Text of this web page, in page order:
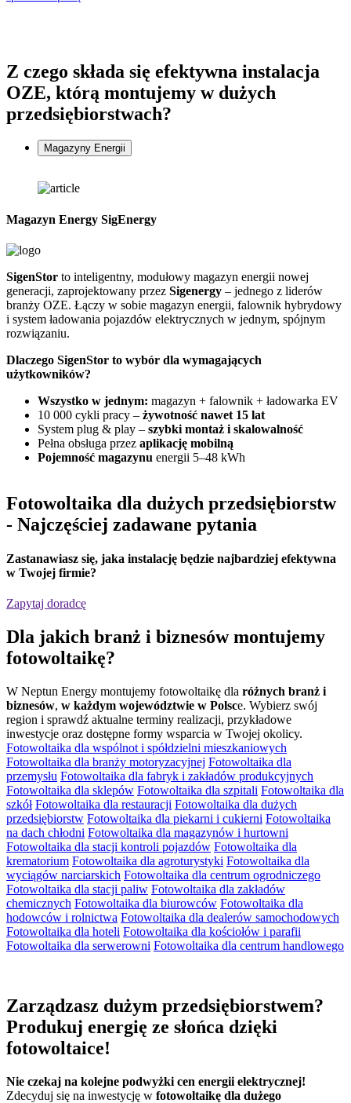
Z czego składa się efektywna instalacja
OZE, którą montujemy w dużych
przedsiębiorstwach?
Magazyny Energii
Magazyn Energy SigEnergy
SigenStor to inteligentny, modułowy magazyn energii nowej
generacji, zaprojektowany przez Sigenergy – jednego z liderów
branży OZE. Łączy w sobie magazyn energii, falownik hybrydowy
i system ładowania pojazdów elektrycznych w jednym, spójnym
rozwiązaniu.
Dlaczego SigenStor to wybór dla wymagających
użytkowników?
Wszystko w jednym: magazyn + falownik + ładowarka EV
10 000 cykli pracy – żywotność nawet 15 lat
System plug & play – szybki montaż i skalowalność
Pełna obsługa przez aplikację mobilną
Pojemność magazynu energii 5–48 kWh
Fotowoltaika dla dużych przedsiębiorstw
- Najczęściej zadawane pytania
Zastanawiasz się, jaka instalację będzie najbardziej efektywna
w Twojej firmie?
Zapytaj doradcę
Dla jakich branż i biznesówmontujemy
fotowoltaikę?
W Neptun Energy montujemy fotowoltaikę dla różnych branż i
biznesów, w każdym województwie w Polsce. Wybierz swój
region i sprawdź aktualne terminy realizacji, przykładowe
inwestycje oraz dostępne formy wsparcia w Twojej okolicy.
Fotowoltaika dla wspólnot i spółdzielni mieszkaniowych
Fotowoltaika dla branży motoryzacyjnej Fotowoltaika dla
przemysłu Fotowoltaika dla fabryk i zakładów produkcyjnych
Fotowoltaika dla sklepów Fotowoltaika dla szpitali Fotowoltaika dla
szkół Fotowoltaika dla restauracji Fotowoltaika dla dużych
przedsiębiorstw Fotowoltaika dla piekarni i cukierni Fotowoltaika
na dach chłodni Fotowoltaika dla magazynów i hurtowni
Fotowoltaika dla stacji kontroli pojazdów Fotowoltaika dla
krematorium Fotowoltaika dla agroturystyki Fotowoltaika dla
wyciągów narciarskich Fotowoltaika dla centrum ogrodniczego
Fotowoltaika dla stacji paliw Fotowoltaika dla zakładów
chemicznych Fotowoltaika dla biurowców Fotowoltaika dla
hodowców i rolnictwa Fotowoltaika dla dealerów samochodowych
Fotowoltaika dla hoteli Fotowoltaika dla kościołów i parafii
Fotowoltaika dla serwerowni Fotowoltaika dla centrum handlowego
Zarządzasz dużym przedsiębiorstwem?
Produkuj energię ze słońca dzięki
fotowoltaice!
Nie czekaj na kolejne podwyżki cen energii elektrycznej!
Zdecyduj się na inwestycję w fotowoltaikę dla dużego